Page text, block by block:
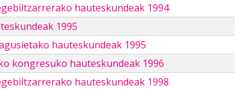
hauteskundeak 1994
1995
hauteskundeak 1995
kongresuko hauteskundeak 1996
hauteskundeak 1998